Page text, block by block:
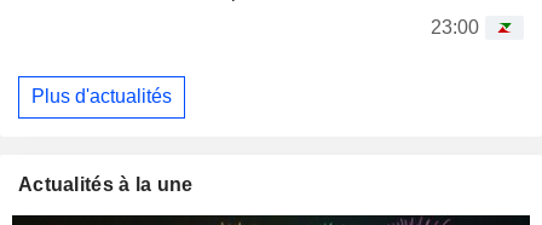
23:00
Plus d'actualités
Actualités à la une